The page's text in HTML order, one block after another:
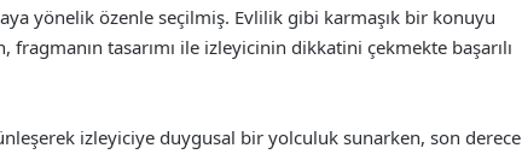
yönelik özenle seçilmiş. Evlilik gibi karmaşık bir konuyu
tasarımı ile izleyicinin dikkatini çekmekte başarılı
izleyiciye duygusal bir yolculuk sunarken, son derece